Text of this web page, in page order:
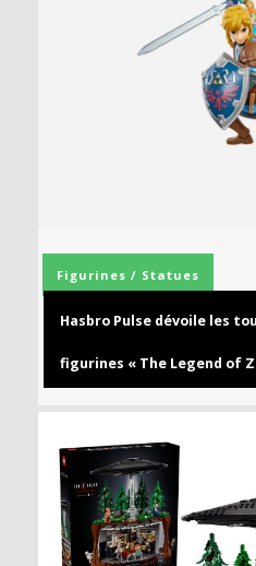
Figurines / Statues
Hasbro Pulse dévoile les
figurines « The Legend of